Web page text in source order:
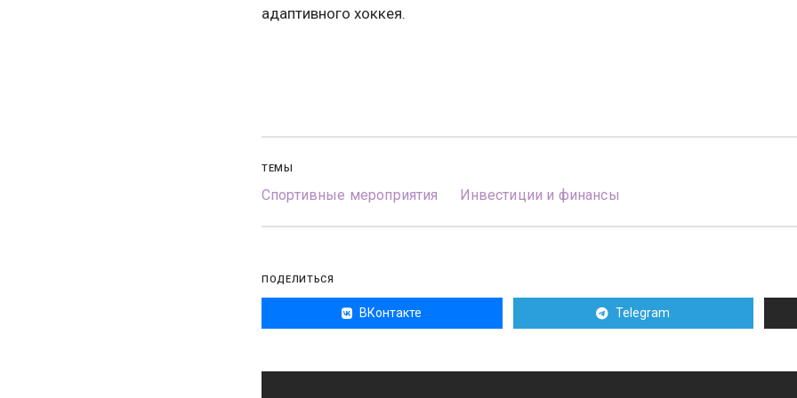
адаптивного хоккея.
ТЕМЫ
Спортивные мероприятия Инвестиции и финансы
ПОДЕЛИТЬСЯ
ВКонтакте Telegram